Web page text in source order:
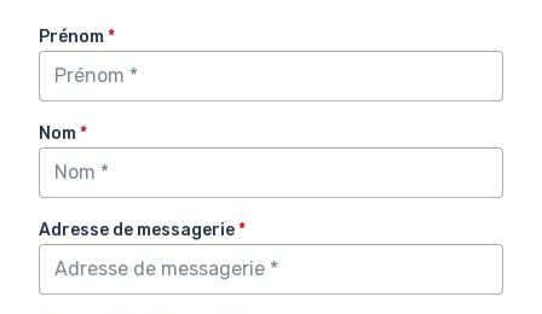
Prénom*
Nom*
Adresse de messagerie*